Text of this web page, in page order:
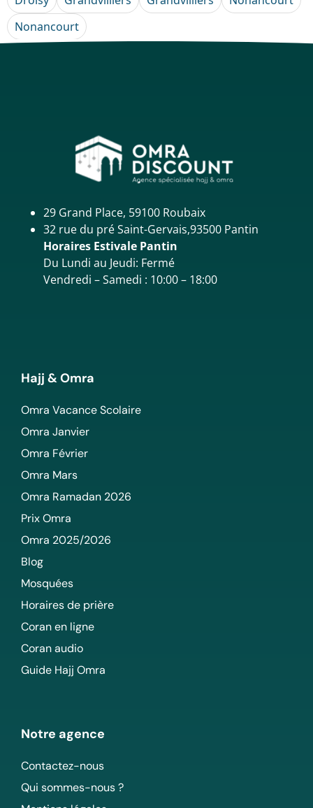
Nonancourt
29 Grand Place, 59100 Roubaix
32 rue du pré Saint-Gervais,93500 Pantin
Horaires Estivale Pantin
Du Lundi au Jeudi: Fermé
Vendredi – Samedi : 10:00 – 18:00
Hajj & Omra
Omra Vacance Scolaire
Omra Janvier
Omra Février
Omra Mars
Omra Ramadan 2026
Prix Omra
Omra 2025/2026
Blog
Mosquées
Horaires de prière
Coran en ligne
Coran audio
Guide Hajj Omra
Notre agence
Contactez-nous
Qui sommes-nous ?